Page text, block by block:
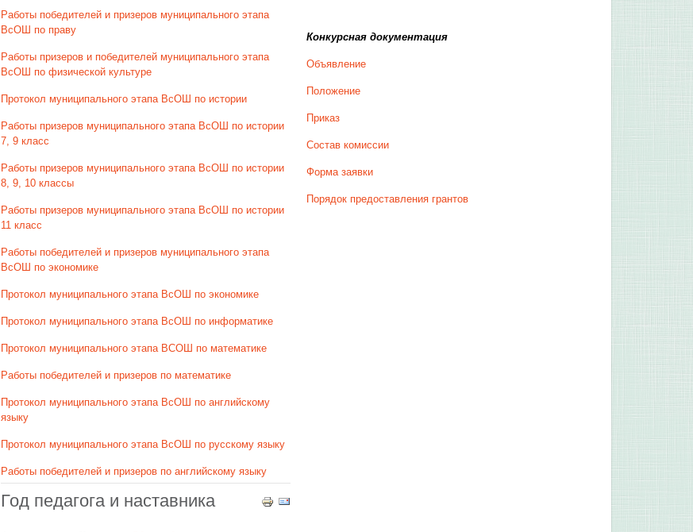
Работы победителей и призеров муниципального этапа
ВсОШ по праву
Работы призеров и победителей муниципального этапа
ВсОШ по физической культуре
Протокол муниципального этапа ВсОШ по истории
Работы призеров муниципального этапа ВсОШ по истории
7, 9 класс
Работы призеров муниципального этапа ВсОШ по истории
8, 9, 10 классы
Работы призеров муниципального этапа ВсОШ по истории
11 класс
Работы победителей и призеров муниципального этапа
ВсОШ по экономике
Протокол муниципального этапа ВсОШ по экономике
Протокол муниципального этапа ВсОШ по информатике
Протокол муниципального этапа ВСОШ по математике
Работы победителей и призеров по математике
Протокол муниципального этапа ВсОШ по английскому
языку
Протокол муниципального этапа ВсОШ по русскому языку
Работы победителей и призеров по английскому языку
Год педагога и наставника
Конкурсная документация
Объявление
Положение
Приказ
Состав комиссии
Форма заявки
Порядок предоставления грантов